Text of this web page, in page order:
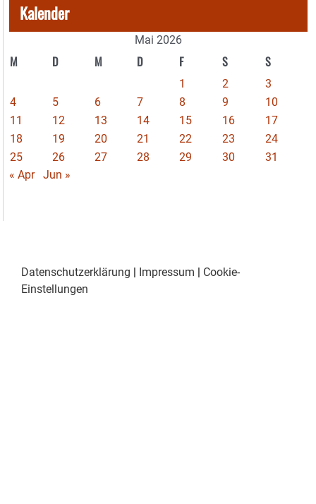
Kalender
Mai 2026
M D M D F S S
1 2
3
4
5 6 7 8 9
10
11
12 13 14 15 16
17
18
19 20 21 22 23
24
25
26 27 28 29 30
31
« Apr
Jun »
Datenschutzerklärung | Impressum | Cookie-
Einstellungen